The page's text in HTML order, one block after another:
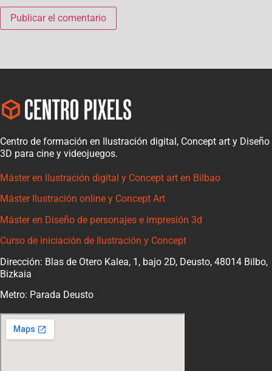
Centro de formación en Ilustración digital, Concept art y Diseño
3D para cine y videojuegos.
Máster en Ilustración digital y Concept art en Bilbao
Máster Ilustración online y Concept Art
Máster en Diseño de personajes e impresión 3d
Curso de iniciación de Ilustración y Concept
Dirección: Blas de Otero Kalea, 1, bajo 2D, Deusto, 48014 Bilbo,
Bizkaia
Metro: Parada Deusto